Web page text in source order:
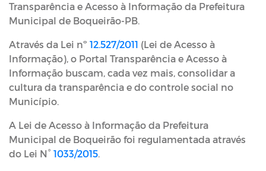
Transparência e Acesso à Informação da Prefeitura
Municipal de Boqueirão-PB.
Através da Lei nº 12.527/2011 (Lei de Acesso à
Informação), o Portal Transparência e Acesso à
Informação buscam, cada vez mais, consolidar a
cultura da transparência e do controle social no
Município.
A Lei de Acesso à Informação da Prefeitura
Municipal de Boqueirão foi regulamentada através
do Lei N° 1033/2015.